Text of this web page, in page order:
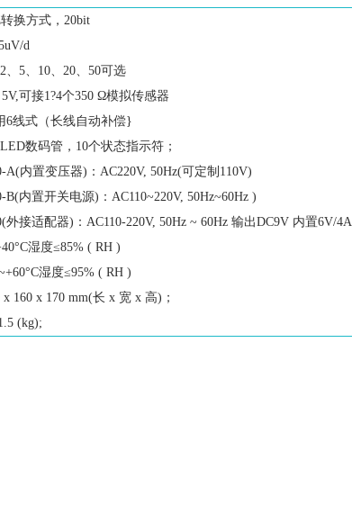
换方式，20bit
d
、5、10、20、50可选
可接1?4个350 Ω模拟传感器
6线式（长线自动补偿}
数码管，10个状态指示符；
A(内置变压器)：AC220V, 50Hz(可定制110V)
B(内置开关电源)：AC110~220V, 50Hz~60Hz )
外接适配器)：AC110-220V, 50Hz ~ 60Hz 输出DC9V 内置6V/
湿度≤85% ( RH )
湿度≤95% ( RH )
x 160 x 170 mm(长 x 宽 x 高)；
(kg);